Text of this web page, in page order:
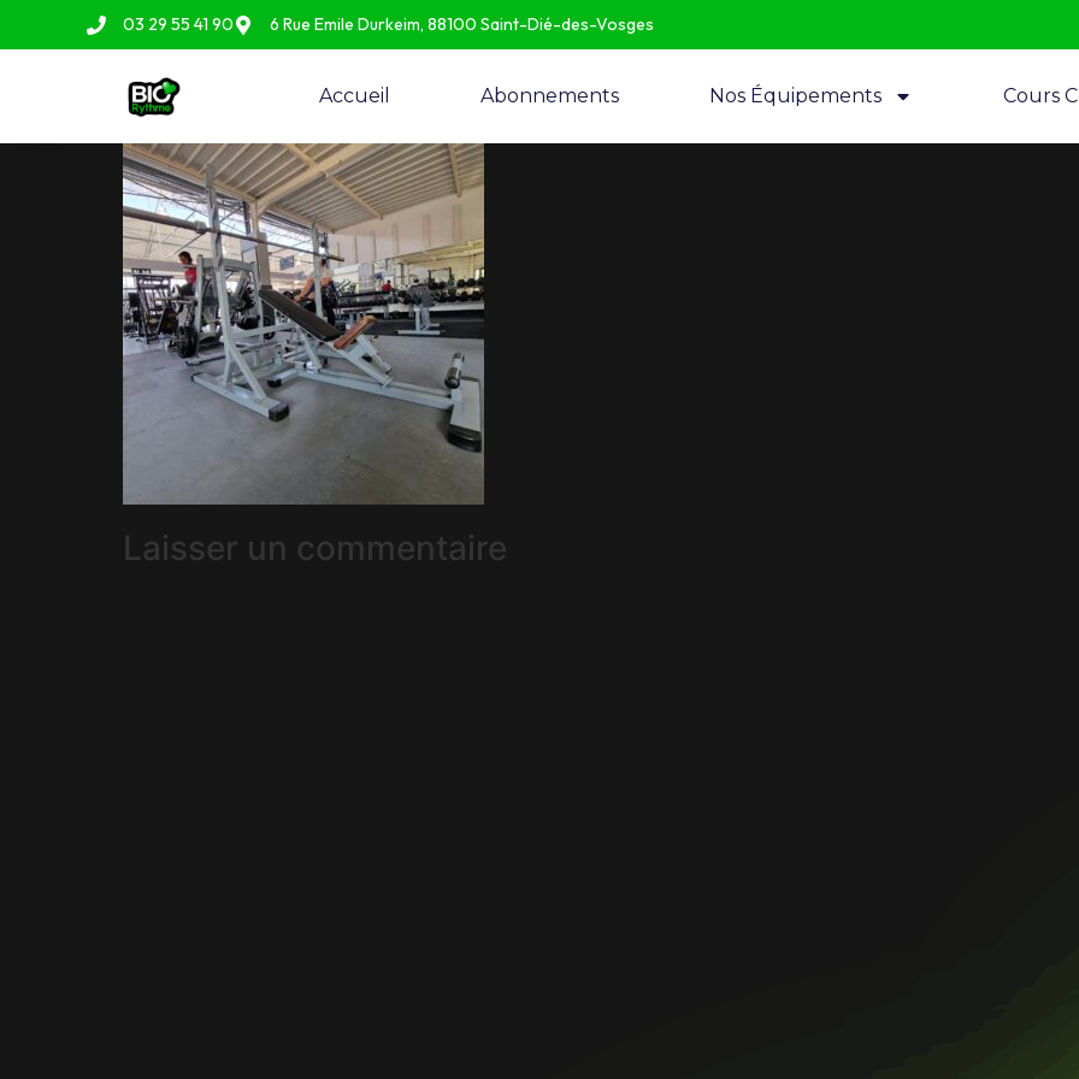
03 29 55 41 90 6 Rue Emile Durkeim, 88100 Saint-Dié-des-Vosges
Accueil Abonnements Nos Équipements Cours
Laisser un commentaire